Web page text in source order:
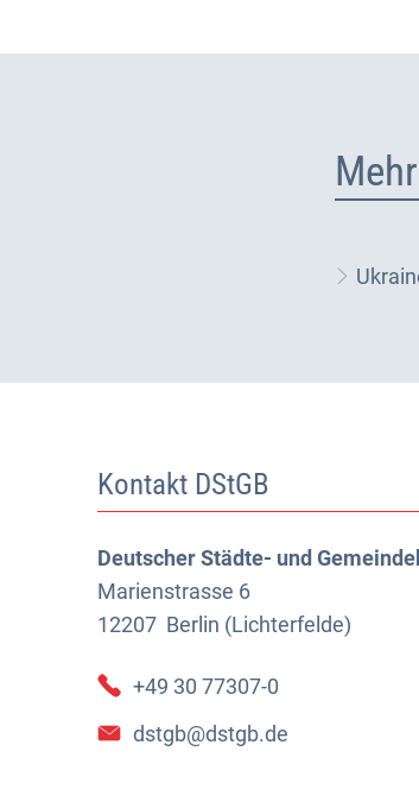
Kontakt DStGB
Deutscher Städte- und
Marienstrasse 6
12207 Berlin (Lichterfelde)
+49 30 77307-0
dstgb@dstgb.de